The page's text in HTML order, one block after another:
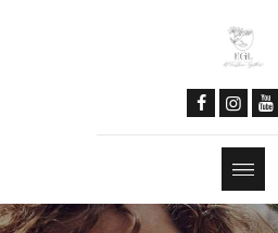
Women & AI
Social Media
Newsletter
Features